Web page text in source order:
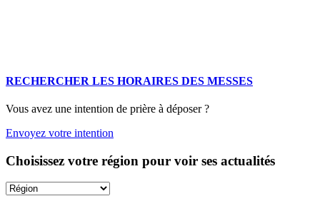
RECHERCHER LES HORAIRES DES MESSES
Vous avez une intention de prière à déposer ?
Envoyez votre intention
Choisissez votre région pour voir ses actualités